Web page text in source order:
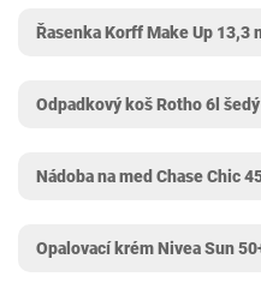
Řasenka Korff Make Up 13,3
Odpadkový koš Rotho 6l šedý
Nádoba na med Chase Chic
Opalovací krém Nivea Sun